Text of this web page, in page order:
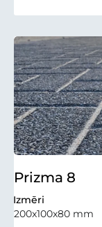
Prizma 8
Izmēri
200x100x80 mm